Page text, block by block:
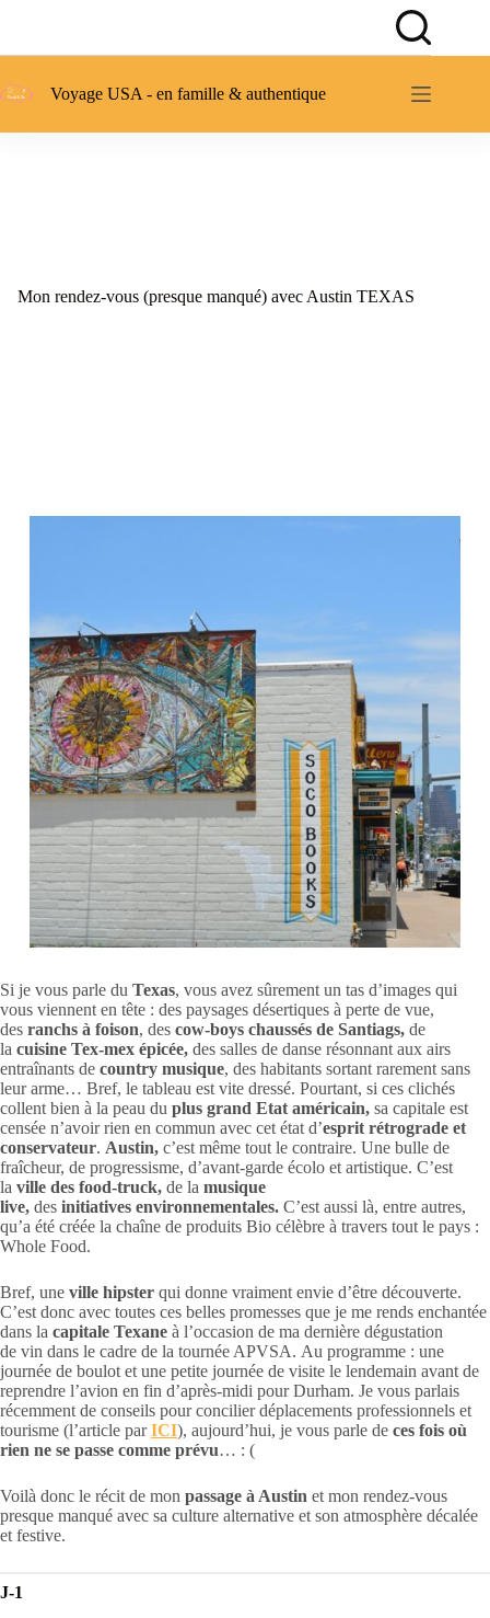
Voyage USA - en famille & authentique
Mon rendez-vous (presque manqué) avec Austin TEXAS
Si je vous parle du Texas, vous avez sûrement un tas d’images qui
vous viennent en tête : des paysages désertiques à perte de vue,
des ranchs à foison, des cow-boys chaussés de Santiags, de
la cuisine Tex-mex épicée, des salles de danse résonnant aux airs
entraînants de country musique, des habitants sortant rarement sans
leur arme… Bref, le tableau est vite dressé. Pourtant, si ces clichés
collent bien à la peau du plus grand Etat américain, sa capitale est
censée n’avoir rien en commun avec cet état d’esprit rétrograde et
conservateur. Austin, c’est même tout le contraire. Une bulle de
fraîcheur, de progressisme, d’avant-garde écolo et artistique. C’est
la ville des food-truck, de la musique
live, des initiatives environnementales. C’est aussi là, entre autres,
qu’a été créée la chaîne de produits Bio célèbre à travers tout le pays :
Whole Food.
Bref, une ville hipster qui donne vraiment envie d’être découverte.
C’est donc avec toutes ces belles promesses que je me rends enchantée
dans la capitale Texane à l’occasion de ma dernière dégustation
de vin dans le cadre de la tournée APVSA. Au programme : une
journée de boulot et une petite journée de visite le lendemain avant de
reprendre l’avion en fin d’après-midi pour Durham. Je vous parlais
récemment de conseils pour concilier déplacements professionnels et
tourisme (l’article parICI), aujourd’hui, je vous parle de ces fois où
rien ne se passe comme prévu… : (
Voilà donc le récit de mon passage à Austin et mon rendez-vous
presque manqué avec sa culture alternative et son atmosphère décalée
et festive.
J-1